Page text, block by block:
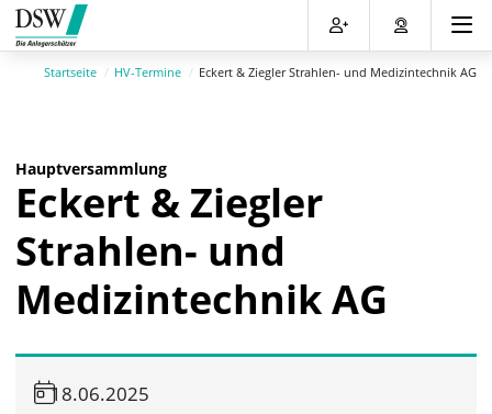
Direkt
zum
Inhalt
(Eingabetaste)
Direkt
zum
Hauptmenu
(Eingabetaste)
Direkt
zur
Suche
(Eingabetaste)
Direkt
zum
Footer
(Eingabetaste)
Startseite HV-Termine Eckert & Ziegler Strahlen- und Medizintechnik AG
Hauptversammlung
Eckert & Ziegler
Strahlen- und
Medizintechnik AG
18.06.2025